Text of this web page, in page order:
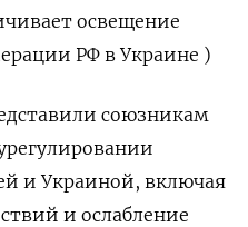
освещение
РФ в Украине )
союзникам
и Украиной, включая
и ослабление